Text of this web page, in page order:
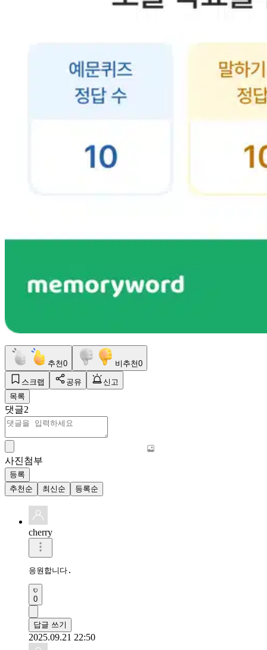
추천0 비추천0
스크랩 공유
신고
목록
댓글2
사진첨부
등록
추천순
최신순 등록순
cherry
응원합니다.
0
답글 쓰기
2025.09.21 22:50